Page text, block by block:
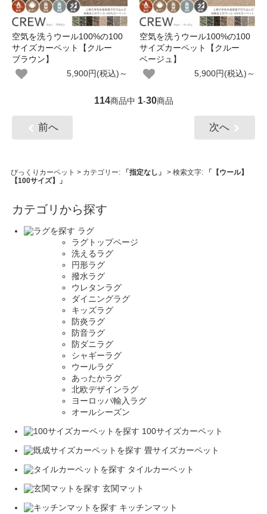
空気を洗うウール100%の100
サイズカーペット【クルー
ブラウン】
5,900円(税込)～
空気を洗うウール100%の100
サイズカーペット【クルー
ベージュ】
5,900円(税込)～
114商品中 1-30商品
前へ 次へ
びっくりカーペット > カテゴリー: 「指定なし」 > 検索文字:
「【ウール】
【100サイズ】」
カテゴリから探す
ラグ
ラグトップページ
洗えるラグ
円形ラグ
撥水ラグ
ウレタンラグ
ダイニングラグ
キッズラグ
防炎ラグ
防音ラグ
防ダニラグ
シャギーラグ
ウールラグ
あったかラグ
北欧デザインラグ
ヨーロッパ輸入ラグ
オールシーズン
100サイズカーペット
畳サイズカーペット
タイルカーペット
玄関マット
キッチンマット